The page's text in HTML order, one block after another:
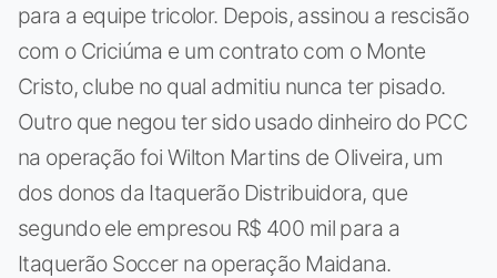
para a equipe tricolor. Depois, assinou a rescisão
com o Criciúma e um contrato com o Monte
Cristo, clube no qual admitiu nunca ter pisado.
Outro que negou ter sido usado dinheiro do PCC
na operação foi Wilton Martins de Oliveira, um
dos donos da Itaquerão Distribuidora, que
segundo ele empresou R$ 400 mil para a
Itaquerão Soccer na operação Maidana.